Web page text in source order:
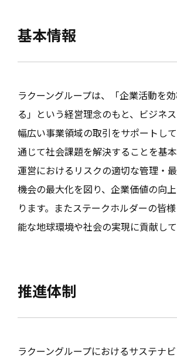
基本情報
ラクーングループは、「企業活動を
る」という経営理念のもと、ビジネ
幅広い事業領域の取引をサポートし
通じて社会課題を解決することを基
運営におけるリスクの適切な管理・
機会の最大化を図り、企業価値の向
ります。またステークホルダーの皆
能な地球環境や社会の実現に貢献して
推進体制
ラクーングループにおけるサステナ